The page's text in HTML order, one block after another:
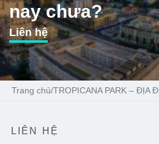
nay chưa?
Liên hệ
Trang chủ/TROPICANA PARK – ĐỊA
LIÊN HỆ